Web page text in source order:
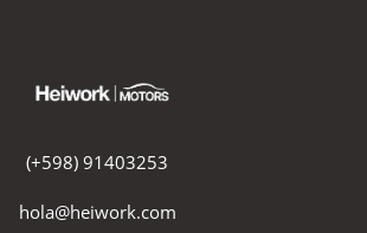
(+598) 91403253
hola@heiwork.com